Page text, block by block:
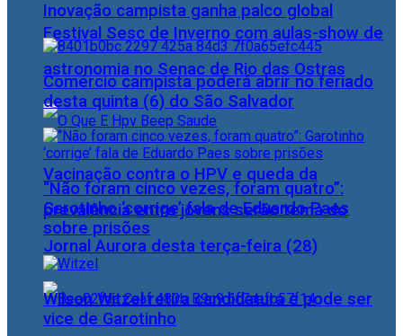
Festival Sesc de Inverno com aulas-show de
astronomia no Senac de Rio das Ostras
Vacinação contra o HPV e queda da
prevalência entre jovens serão tema do
Jornal Aurora desta terça-feira (28)
Inovação campista ganha palco global
Comércio campista poderá abrir no feriado
desta quinta (6) do São Salvador
“Não foram cinco vezes, foram quatro”:
Garotinho ‘corrige’ fala de Eduardo Paes
sobre prisões
Wilson Witzel retira candidatura e pode ser
vice de Garotinho